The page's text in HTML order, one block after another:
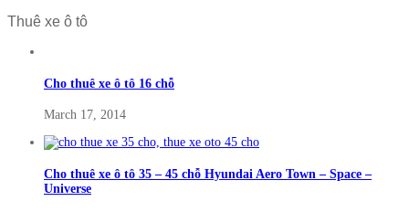
Thuê xe ô tô
Cho thuê xe ô tô 16 chỗ
March 17, 2014
Cho thuê xe ô tô 35 – 45 chỗ Hyundai Aero Town – Space –
Universe